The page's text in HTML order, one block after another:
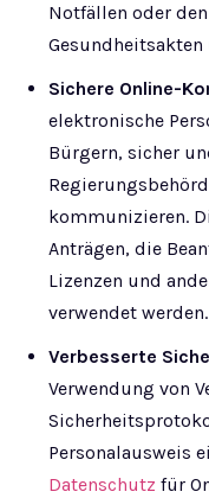
Notfällen oder
Gesundheitsakten
Sichere Online-
elektronische
Bürgern, sicher
kommunizieren.
Anträgen, die
Lizenzen und
verwendet werden.
Verbesserte
Verwendung von
Personalausweis
Datenschutz für